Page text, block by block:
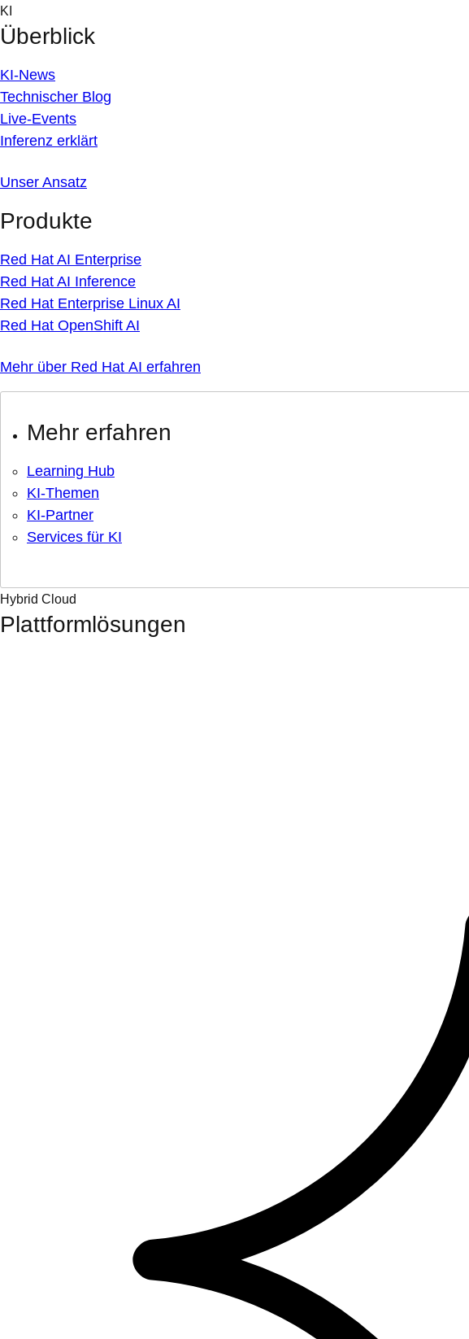
Skip
to
content
KI
Überblick
KI-News
Technischer Blog
Live-Events
Inferenz erklärt
Unser Ansatz
Produkte
Red Hat AI Enterprise
Red Hat AI Inference
Red Hat Enterprise Linux AI
Red Hat OpenShift AI
Mehr über Red Hat AI erfahren
Mehr erfahren
Learning Hub
KI-Themen
KI-Partner
Services für KI
Hybrid Cloud
Plattformlösungen